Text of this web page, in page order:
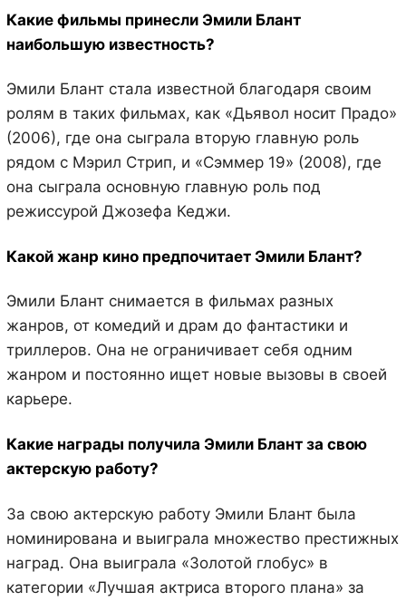
Какие фильмы принесли Эмили Блант
наибольшую известность?
Эмили Блант стала известной благодаря своим
ролям в таких фильмах, как «Дьявол носит Прадо»
(2006), где она сыграла вторую главную роль
рядом с Мэрил Стрип, и «Сэммер 19» (2008), где
она сыграла основную главную роль под
режиссурой Джозефа Кеджи.
Какой жанр кино предпочитает Эмили Блант?
Эмили Блант снимается в фильмах разных
жанров, от комедий и драм до фантастики и
триллеров. Она не ограничивает себя одним
жанром и постоянно ищет новые вызовы в своей
карьере.
Какие награды получила Эмили Блант за свою
актерскую работу?
За свою актерскую работу Эмили Блант была
номинирована и выиграла множество престижных
наград. Она выиграла «Золотой глобус» в
категории «Лучшая актриса второго плана» за